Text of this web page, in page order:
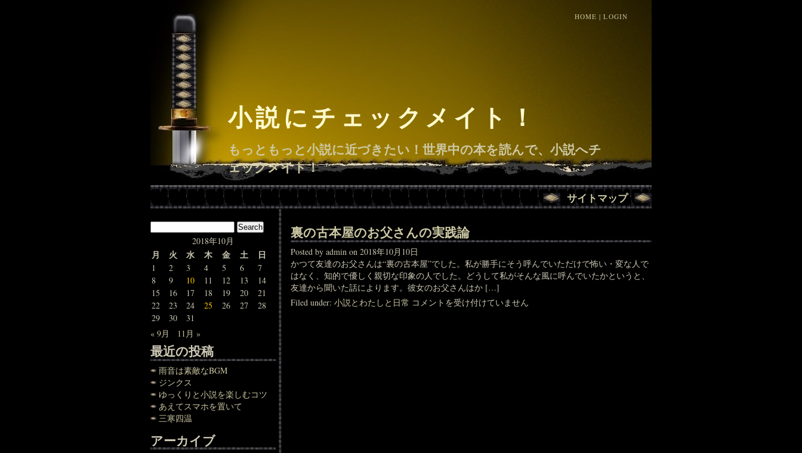
HOME |LOGIN
小説にチェックメイト！
もっともっと小説に近づきたい！世界中の本を読んで、小説へチ
ェックメイト！
サイトマップ
2018年10月
月 火 水 木 金 土 日
1 2 3 4 5 6
7
8
9 10 11 12 13
14
15
16 17 18 19 20
21
22
23 24 25 26 27
28
29
30
31
« 9月
11月 »
最近の投稿
雨音は素敵なBGM
ジンクス
ゆっくりと小説を楽しむコツ
あえてスマホを置いて
三寒四温
アーカイブ
裏の古本屋のお父さんの実践論
Posted by admin on 2018年10月10日
かつて友達のお父さんは“裏の古本屋”でした。私が勝手にそう呼んでいただけで怖い・変な人で
はなく、知的で優しく親切な印象の人でした。どうして私がそんな風に呼んでいたかというと、
友達から聞いた話によります。彼女のお父さんはか […]
Filed under:小説とわたしと日常 裏
コメントを受け付けていません